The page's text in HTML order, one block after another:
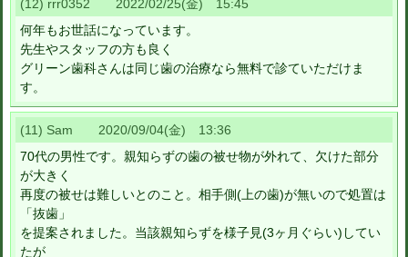
(12) rrr0352 2022/02/25(金) 15:45
何年もお世話になっています。
先生やスタッフの方も良く
グリーン歯科さんは同じ歯の治療なら無料で診ていただけま
す。
(11) Sam 2020/09/04(金) 13:36
70代の男性です。親知らずの歯の被せ物が外れて、欠けた部分
が大きく
再度の被せは難しいとのこと。相手側(上の歯)が無いので処置は
「抜歯」
を提案されました。当該親知らずを様子見(3ヶ月ぐらい)してい
たが